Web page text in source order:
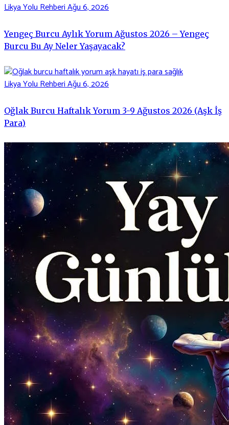
Likya Yolu RehberiAğu 6, 2026
Yengeç Burcu Aylık Yorum Ağustos 2026 – Yengeç
Burcu Bu Ay Neler Yaşayacak?
Likya Yolu RehberiAğu 6, 2026
Oğlak Burcu Haftalık Yorum 3-9 Ağustos 2026 (Aşk İş
Para)